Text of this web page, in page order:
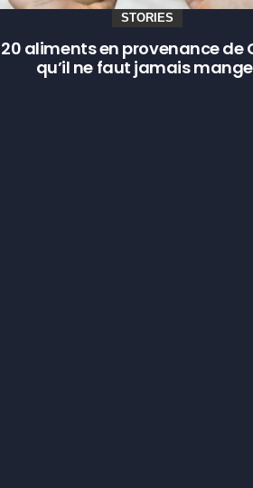
STORIES
20 aliments en provenance de
qu’il ne faut jamais